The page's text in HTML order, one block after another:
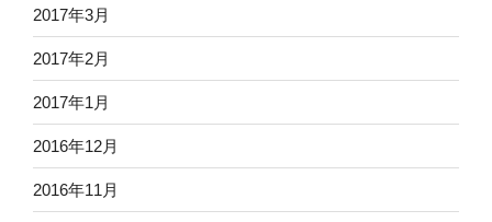
2017年3月
2017年2月
2017年1月
2016年12月
2016年11月